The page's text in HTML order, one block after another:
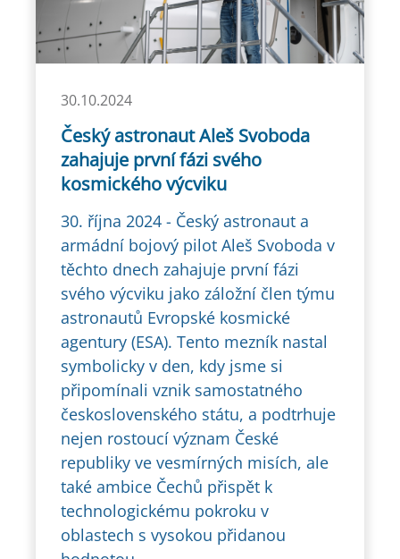
30.10.2024
Český astronaut Aleš Svoboda
zahajuje první fázi svého
kosmického výcviku
30. října 2024 - Český astronaut a
armádní bojový pilot Aleš Svoboda v
těchto dnech zahajuje první fázi
svého výcviku jako záložní člen týmu
astronautů Evropské kosmické
agentury (ESA). Tento mezník nastal
symbolicky v den, kdy jsme si
připomínali vznik samostatného
československého státu, a podtrhuje
nejen rostoucí význam České
republiky ve vesmírných misích, ale
také ambice Čechů přispět k
technologickému pokroku v
oblastech s vysokou přidanou